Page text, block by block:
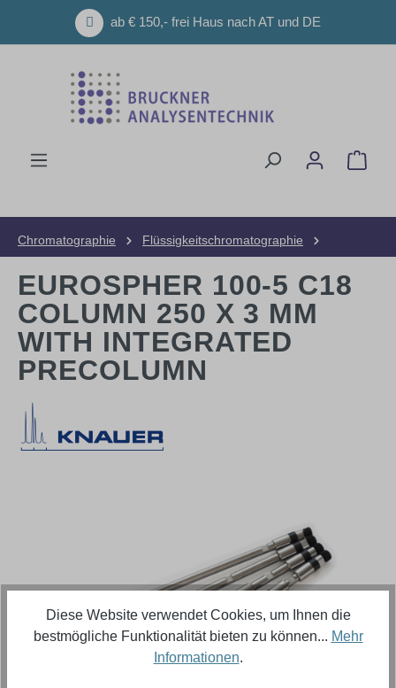
Zum Hauptinhalt springenab € 150,- frei Haus nach AT und DE
Chromatographie
Flüssigkeitschromatographie
EUROSPHER 100-5 C18
COLUMN 250 X 3 MM
WITH INTEGRATED
PRECOLUMN
Diese Website verwendet Cookies, um Ihnen die
bestmögliche Funktionalität bieten zu können... Mehr
Informationen.